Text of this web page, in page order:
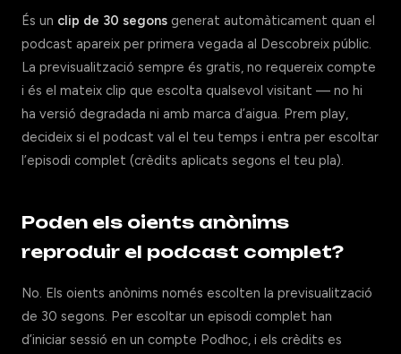
És un clip de 30 segons generat automàticament quan el
podcast apareix per primera vegada al Descobreix públic.
La previsualització sempre és gratis, no requereix compte
i és el mateix clip que escolta qualsevol visitant — no hi
ha versió degradada ni amb marca d’aigua. Prem play,
decideix si el podcast val el teu temps i entra per escoltar
l’episodi complet (crèdits aplicats segons el teu pla).
Poden els oients anònims
reproduir el podcast complet?
No. Els oients anònims només escolten la previsualització
de 30 segons. Per escoltar un episodi complet han
d’iniciar sessió en un compte Podhoc, i els crèdits es